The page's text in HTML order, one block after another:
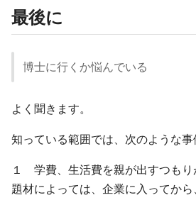
最後に
博士に行くか悩んでいる
よく聞きます。
知っている範囲では、次のような事
１ 学費、生活費を親が出すつもり
題材によっては、企業に入ってか